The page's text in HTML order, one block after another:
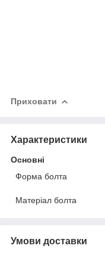
Приховати
Характеристики
Основні
Форма болта
Матеріал болта
Умови доставки